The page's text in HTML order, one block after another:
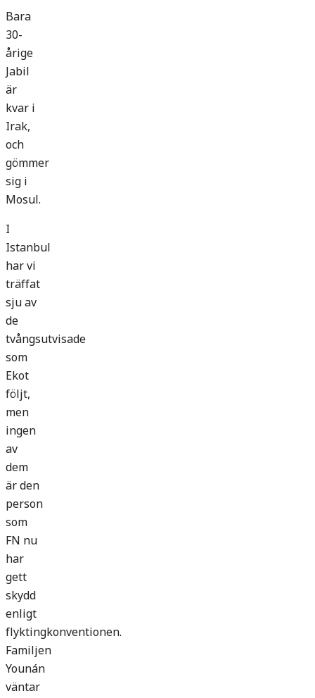
Bara
30-
årige
Jabil
är
kvar i
Irak,
och
gömmer
sig i
Mosul.
I
Istanbul
har vi
träffat
sju av
de
tvångsutvisade
som
Ekot
följt,
men
ingen
av
dem
är den
person
som
FN nu
har
gett
skydd
enligt
flyktingkonventionen.
Familjen
Younán
väntar